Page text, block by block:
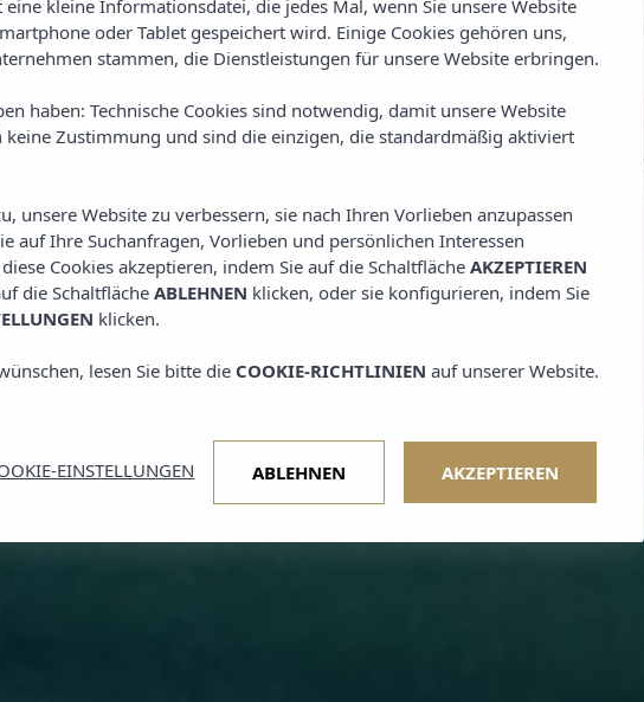
DER RUHE
IBIZA
kleine Informationsdatei, die jedes Mal, wenn Sie unsere Website
oder Tablet gespeichert wird. Einige Cookies gehören uns,
stammen, die Dienstleistungen für unsere Website erbringen.
haben: Technische Cookies sind notwendig, damit unsere Website
Zustimmung und sind die einzigen, die standardmäßig aktiviert
unsere Website zu verbessern, sie nach Ihren Vorlieben anzupassen
auf Ihre Suchanfragen, Vorlieben und persönlichen Interessen
Cookies akzeptieren, indem Sie auf die Schaltfläche AKZEPTIEREN
die Schaltfläche ABLEHNEN klicken, oder sie konfigurieren, indem Sie
klicken.
lesen Sie bitte die COOKIE-RICHTLINIEN auf unserer Website.
EINSTELLUNGEN ABLEHNEN AKZEPTIEREN